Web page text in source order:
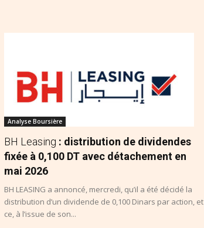
Analyse Boursière
BH Leasing : distribution de dividendes
fixée à 0,100 DT avec détachement en
mai 2026
BH LEASING a annoncé, mercredi, qu’il a été décidé la
distribution d’un dividende de 0,100 Dinars par action, et
ce, à l’issue de son...